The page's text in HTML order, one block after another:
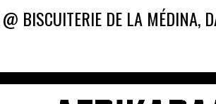
@ BISCUITERIE DE LA MÉDINA,